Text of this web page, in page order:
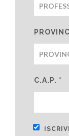
C.A.P. *